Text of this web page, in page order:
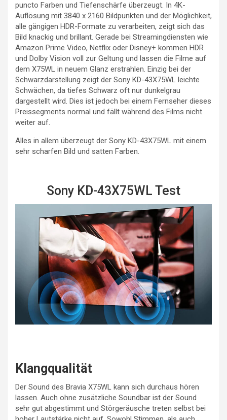
puncto Farben und Tiefenschärfe überzeugt. In 4K-
Auflösung mit 3840 x 2160 Bildpunkten und der Möglichkeit,
alle gängigen HDR-Formate zu verarbeiten, zeigt sich das
Bild knackig und brillant. Gerade bei Streamingdiensten wie
Amazon Prime Video, Netflix oder Disney+ kommen HDR
und Dolby Vision voll zur Geltung und lassen die Filme auf
dem X75WL in neuem Glanz erstrahlen. Einzig bei der
Schwarzdarstellung zeigt der Sony KD-43X75WL leichte
Schwächen, da tiefes Schwarz oft nur dunkelgrau
dargestellt wird. Dies ist jedoch bei einem Fernseher dieses
Preissegments normal und fällt während des Films nicht
weiter auf.
Alles in allem überzeugt der Sony KD-43X75WL mit einem
sehr scharfen Bild und satten Farben.
Sony KD-43X75WL Test
Klangqualität
Der Sound des Bravia X75WL kann sich durchaus hören
lassen. Auch ohne zusätzliche Soundbar ist der Sound
sehr gut abgestimmt und Störgeräusche treten selbst bei